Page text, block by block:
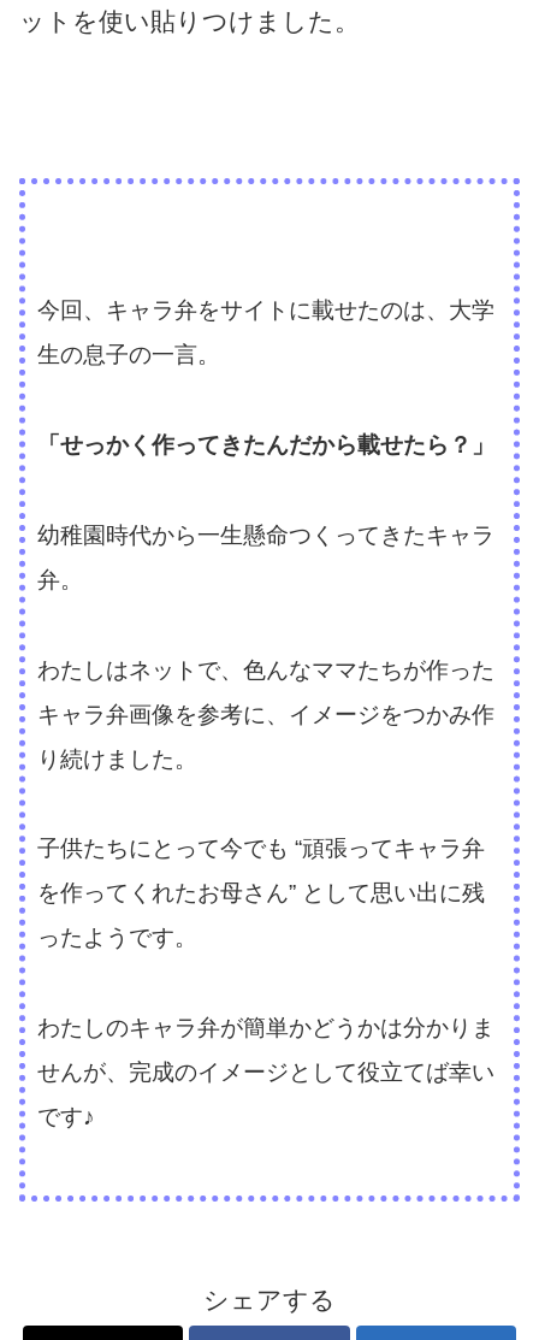
ットを使い貼りつけました。
今回、キャラ弁をサイトに載せたのは、大学
生の息子の一言。
「せっかく作ってきたんだから載せたら？」
幼稚園時代から一生懸命つくってきたキャラ
弁。
わたしはネットで、色んなママたちが作った
キャラ弁画像を参考に、イメージをつかみ作
り続けました。
子供たちにとって今でも “頑張ってキャラ弁
を作ってくれたお母さん” として思い出に残
ったようです。
わたしのキャラ弁が簡単かどうかは分かりま
せんが、完成のイメージとして役立てば幸い
です♪
シェアする